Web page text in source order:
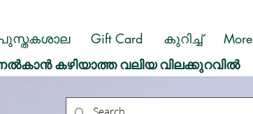
Gift Card കുറിച്ച് More
കഴിയാത്ത വലിയ വിലക്കുറവിൽ